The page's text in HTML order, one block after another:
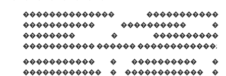
�������������� �����������
����������� ���������� �
�������� � ����������
����������� ������ ������������;
����������� � ���������� �
������������ � ������������ �